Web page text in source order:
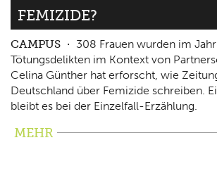
FEMIZIDE?
CAMPUS
308 Frauen wurden im
Tötungsdelikten im Kontext von
Celina Günther hat erforscht, wie
Deutschland über Femizide schreiben.
bleibt es bei der Einzelfall-Erzählung.
MEHR